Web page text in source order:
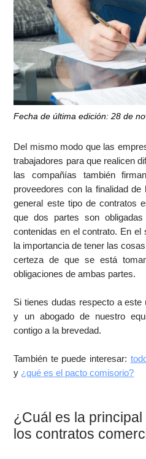
Fecha de última edición: 28 de
Del mismo modo que las
trabajadores para que realicen
las compañías también
proveedores con la finalidad
general este tipo de contratos
que dos partes son
contenidas en el contrato. En el
la importancia de tener las
certeza de que se está
obligaciones de ambas partes.
Si tienes dudas respecto a este
y un abogado de nuestro
contigo a la brevedad.
También te puede interesar:
y ¿qué es el pacto comisorio?
¿Cuál es la
los contratos